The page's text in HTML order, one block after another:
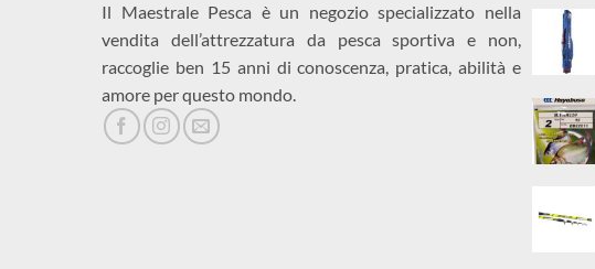
Il Maestrale Pesca è un negozio specializzato nella
vendita dell’attrezzatura da pesca sportiva e non,
raccoglie ben 15 anni di conoscenza, pratica, abilità e
amore per questo mondo.